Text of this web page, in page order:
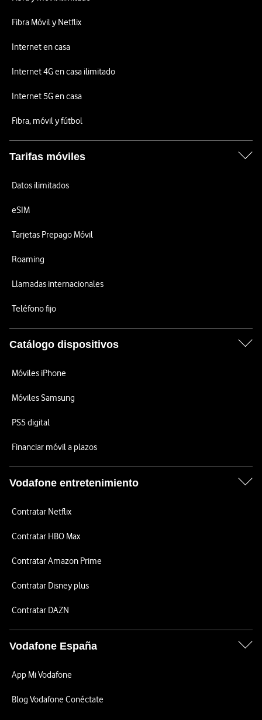
Fibra Móvil y Netflix
Internet en casa
Internet 4G en casa ilimitado
Internet 5G en casa
Fibra, móvil y fútbol
Tarifas móviles
Datos ilimitados
eSIM
Tarjetas Prepago Móvil
Roaming
Llamadas internacionales
Teléfono fijo
Catálogo dispositivos
Móviles iPhone
Móviles Samsung
PS5 digital
Financiar móvil a plazos
Vodafone entretenimiento
Contratar Netflix
Contratar HBO Max
Contratar Amazon Prime
Contratar Disney plus
Contratar DAZN
Vodafone España
App Mi Vodafone
Blog Vodafone Conéctate